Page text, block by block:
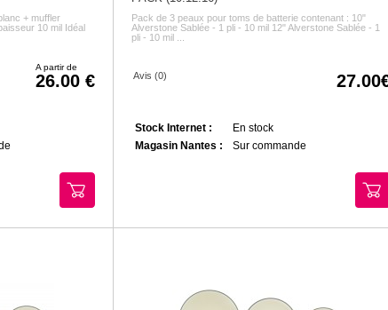
+ muffler
10 mil Idéal
A partir de
26.00
Pack de 3 peaux pour toms de batterie contenant : 10"
Alverstone Sablée - 1 pli - 10 mil 12" Alverstone Sablée - 1
pli - 10 mil ...
Avis (0)
Stock Internet :
En stock
Magasin Nantes :
Sur commande